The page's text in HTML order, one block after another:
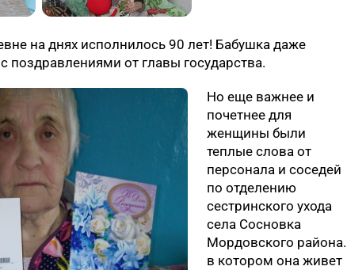
на днях исполнилось 90 лет! Бабушка даже
поздравлениями от главы государства.
Но еще важнее и
почетнее для
женщины были
теплые слова от
персонала и соседей
по отделению
сестринского ухода
села Сосновка
Мордовского района.
в котором она живет